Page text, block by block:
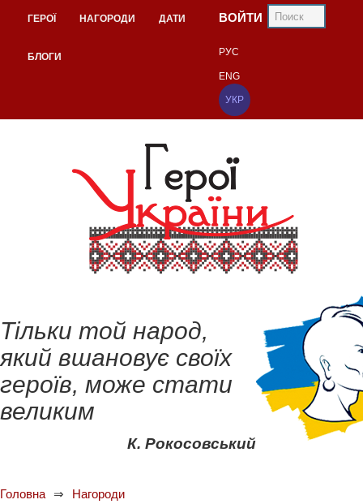
ГЕРОЇ НАГОРОДИ ДАТИ
БЛОГИ
ВОЙТИ
РУС
ENG
УКР
Тільки той народ,
який вшановує своїх
героїв, може стати
великим
К. Рокосовський
Головна Нагороди